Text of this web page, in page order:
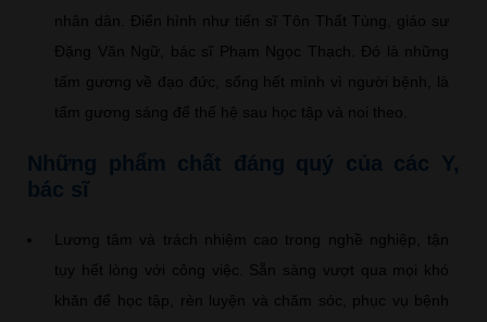
nhân dân. Điển hình như tiến sĩ Tôn Thất Tùng, giáo sư
Đặng Văn Ngữ, bác sĩ Phạm Ngọc Thạch. Đó là những
tấm gương về đạo đức, sống hết mình vì người bệnh, là
tấm gương sáng để thế hệ sau học tập và noi theo.
Những phẩm chất đáng quý của các Y,
bác sĩ
Lương tâm và trách nhiệm cao trong nghề nghiệp, tận
tụy hết lòng với công việc. Sẵn sàng vượt qua mọi khó
khăn để học tập, rèn luyện và chăm sóc, phục vụ bệnh